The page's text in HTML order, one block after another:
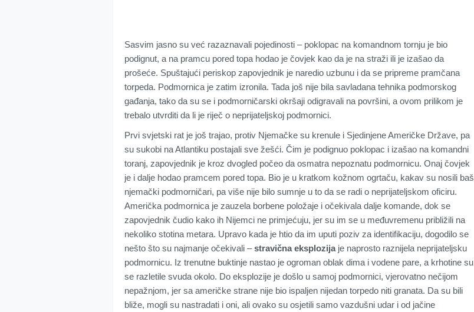
Sasvim jasno su već razaznavali pojedinosti – poklopac na komandnom tornju je bio
podignut, a na pramcu pored topa hodao je čovjek kao da je na straži ili je izašao da
prošeće. Spuštajući periskop zapovjednik je naredio uzbunu i da se pripreme pramčana
torpeda. Podmornica je zatim izronila. Tada još nije bila savladana tehnika podmorskog
gađanja, tako da su se i podmorničarski okršaji odigravali na površini, a ovom prilikom je
trebalo utvrditi da li je riječ o neprijateljskoj podmornici.
Prvi svjetski rat je još trajao, protiv Njemačke su krenule i Sjedinjene Američke Države, pa
su sukobi na Atlantiku postajali sve žešći. Čim je podignuo poklopac i izašao na komandni
toranj, zapovjednik je kroz dvogled počeo da osmatra nepoznatu podmornicu. Onaj čovjek
je i dalje hodao pramcem pored topa. Bio je u kratkom kožnom ogrtaču, kakav su nosili baš
njemački podmorničari, pa više nije bilo sumnje u to da se radi o neprijateljskom oficiru.
Američka podmornica je zauzela borbene položaje i očekivala dalje komande, dok se
zapovjednik čudio kako ih Nijemci ne primjećuju, jer su im se u međuvremenu približili na
nekoliko stotina metara. Upravo kada je htio da im uputi poziv za identifikaciju, dogodilo se
nešto što su najmanje očekivali –stravična eksplozijaje naprosto raznijela neprijateljsku
podmornicu. Iz trenutne buktinje nastao je ogroman oblak dima i vodene pare, a krhotine su
se razletile svuda okolo. Do eksplozije je došlo u samoj podmornici, vjerovatno nečijom
nepažnjom, jer sa američke strane nije bio ispaljen nijedan torpedo niti granata. Da su bili
bliže, mogli su nastradati i oni, ali ovako su osjetili samo vazdušni udar i od jačine